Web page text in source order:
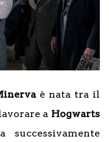
è nata tra il
a Hogwarts
successivamente